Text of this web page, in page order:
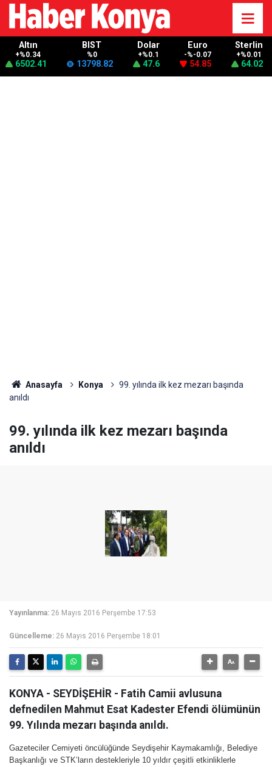
Altın
+%0.34
6502.41
BIST
%0
13798.82
Dolar
+%0.1
47.6
Euro
-%-0.07
54.85
Sterlin
+%0.01
64.02
Anasayfa Konya
99. yılında ilk kez mezarı başında
anıldı
99. yılında ilk kez mezarı başında
anıldı
Yayınlanma: 26 Mayıs 2016 Perşembe 17:53
Güncelleme: 26 Mayıs 2016 Perşembe 18:01
KONYA - SEYDİŞEHİR - Fatih Camii avlusuna
defnedilen Mahmut Esat Kadester Efendi ölümünün
99. Yılında mezarı başında anıldı.
Gazeteciler Cemiyeti öncülüğünde Seydişehir Kaymakamlığı, Belediye
Başkanlığı ve STK’ların destekleriyle 10 yıldır çeşitli etkinliklerle